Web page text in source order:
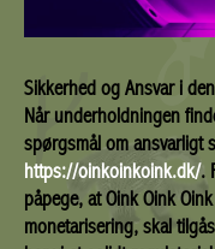
Sikkerhed og Ansvar i
Når underholdningen
spørgsmål om ansvarligt
https://oinkoinkoink.dk/.
påpege, at Oink Oink
monetarisering, skal